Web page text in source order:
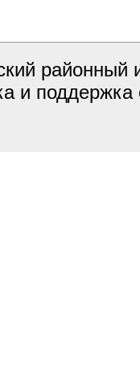
районный
и поддержка